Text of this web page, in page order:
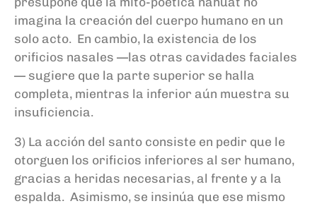
imagina la creación del cuerpo humano en un
solo acto. En cambio, la existencia de los
orificios nasales —las otras cavidades faciales
— sugiere que la parte superior se halla
completa, mientras la inferior aún muestra su
insuficiencia.
3) La acción del santo consiste en pedir que le
otorguen los orificios inferiores al ser humano,
gracias a heridas necesarias, al frente y a la
espalda. Asimismo, se insinúa que ese mismo